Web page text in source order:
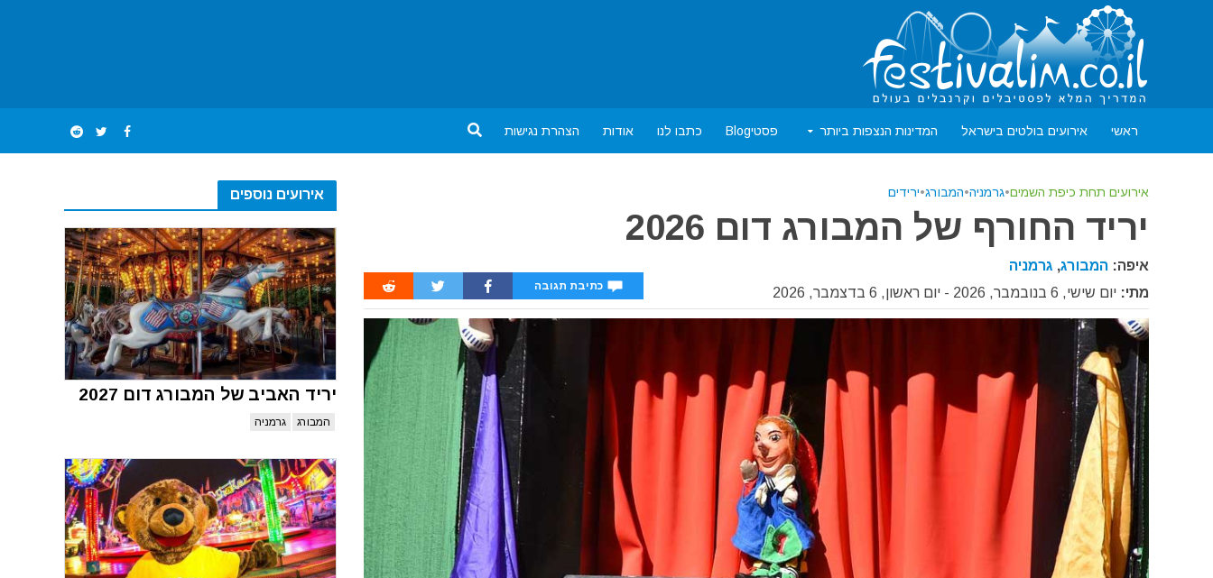
ראשי אירועים בולטים בישראל המדינות הנצפות ביותר פסטיBlog כתבו לנו אודות הצהרת נגישות
אירועים נוספים
יריד האביב של המבורג דום 2027
המבורג גרמניה
אירועים תחת כיפת השמים•גרמניה•המבורג•ירידים
יריד החורף של המבורג דום 2026
איפה: המבורג, גרמניה
מתי: יום שישי, 6 בנובמבר, 2026 - יום ראשון, 6 בדצמבר, 2026 כתיבת תגובה